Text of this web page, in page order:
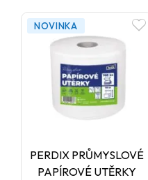
NOVINKA
PERDIX PRŮMYSLOVÉ
PAPÍROVÉ UTĚRKY